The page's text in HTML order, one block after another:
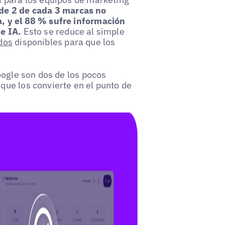
2 de cada 3 marcas no
y el 88 % sufre información
IA. Esto se reduce al simple
disponibles para que los
son dos de los pocos
los convierte en el punto de